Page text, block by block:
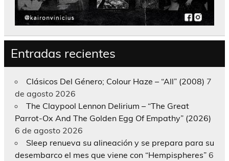
Entradas recientes
Clásicos Del Género; Colour Haze – “All” (2008) 7
de agosto 2026
The Claypool Lennon Delirium – “The Great
Parrot-Ox And The Golden Egg Of Empathy” (2026)
6 de agosto 2026
Sleep renueva su alineación y se prepara para su
desembarco el mes que viene con “Hempispheres” 6